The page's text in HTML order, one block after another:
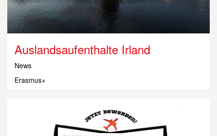
Auslands­aufenthalte Irland
News
Erasmus+